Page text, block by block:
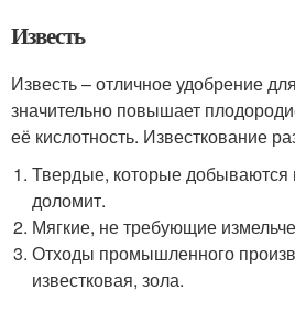
Известь
Известь – отличное удобрение
значительно повышает
её кислотность. Известкование
Твердые, которые добываются
доломит.
Мягкие, не требующие
Отходы промышленного
известковая, зола.